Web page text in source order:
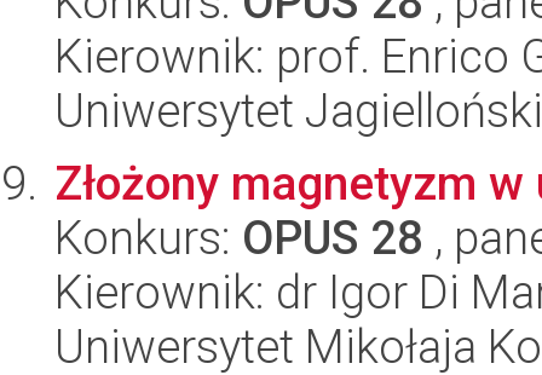
Kierownik: prof. Enrico
Uniwersytet Jagielloński
Złożony magnetyzm
Konkurs: OPUS 28 ,
Kierownik: dr Igor Di
Uniwersytet Mikołaja